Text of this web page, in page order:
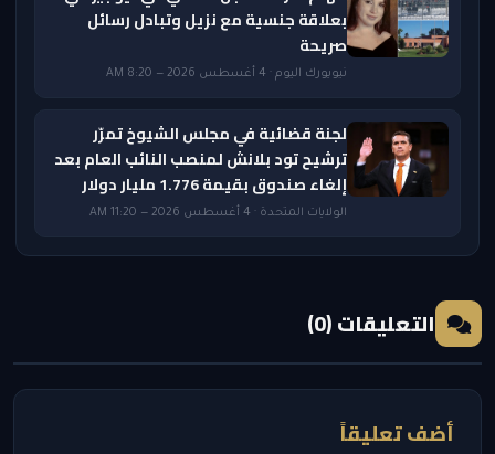
بعلاقة جنسية مع نزيل وتبادل رسائل
صريحة
نيويورك اليوم · 4 أغسطس 2026 — 8:20 AM
لجنة قضائية في مجلس الشيوخ تمرّر
ترشيح تود بلانش لمنصب النائب العام بعد
إلغاء صندوق بقيمة 1.776 مليار دولار
الولايات المتحدة · 4 أغسطس 2026 — 11:20 AM
التعليقات (0)
أضف تعليقاً